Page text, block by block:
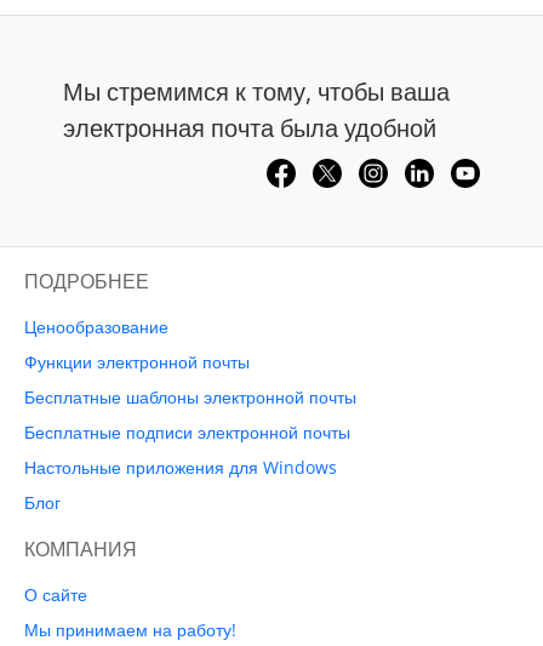
Мы стремимся к тому, чтобы ваша
электронная почта была удобной
ПОДРОБНЕЕ
Ценообразование
Функции электронной почты
Бесплатные шаблоны электронной почты
Бесплатные подписи электронной почты
Настольные приложения для Windows
Блог
КОМПАНИЯ
О сайте
Мы принимаем на работу!